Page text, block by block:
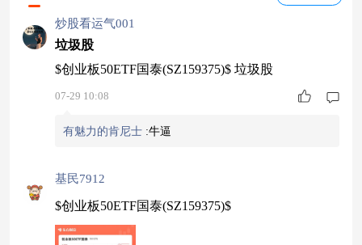
炒股看运气001
垃圾股
$创业板50ETF国泰(SZ159375)$ 垃圾股
07-29 10:08
有魅力的肯尼士 :牛逼
基民7912
$创业板50ETF国泰(SZ159375)$